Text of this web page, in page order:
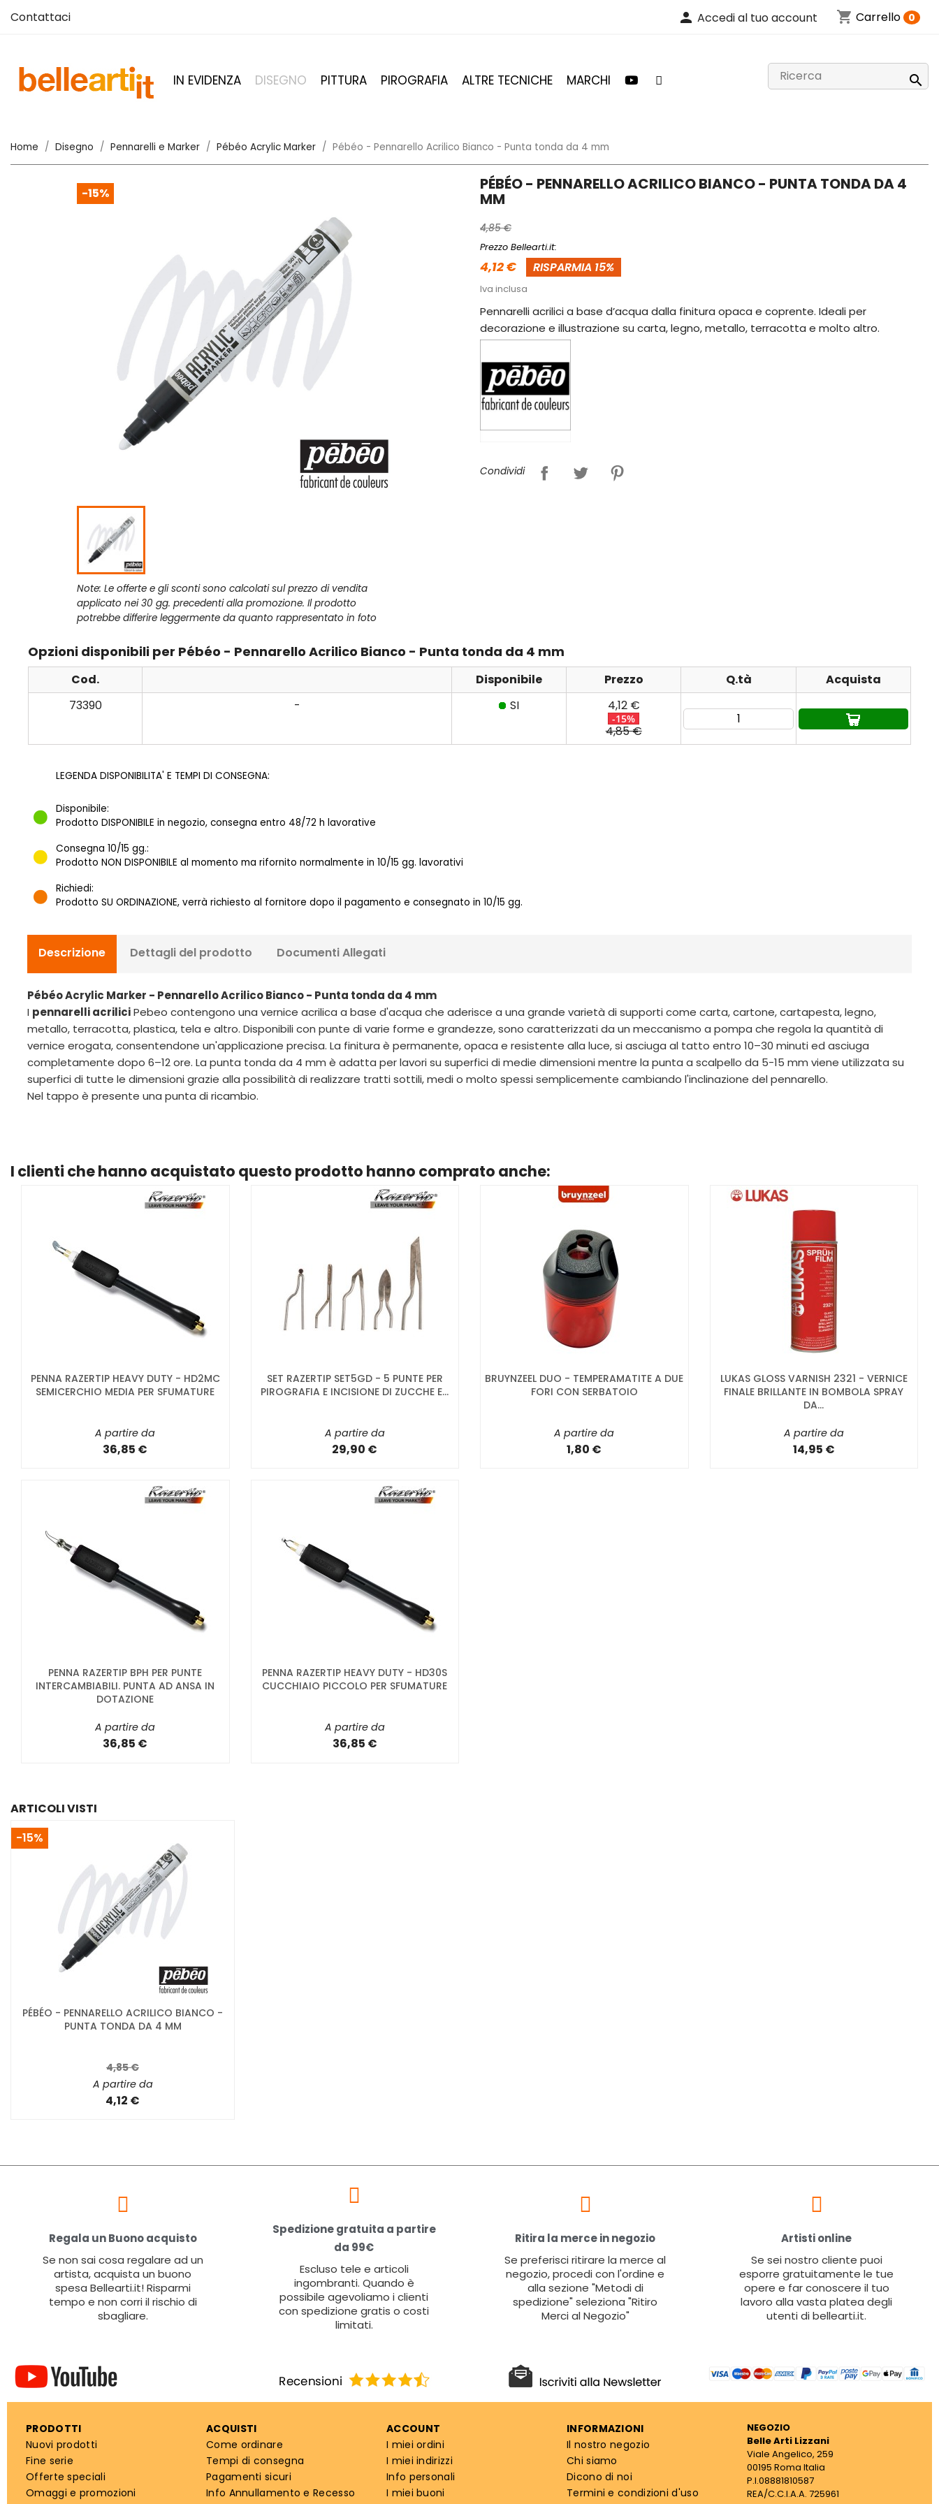
Contattaci person Accedi al tuo account shopping_cart Carrello 0
IN EVIDENZA DISEGNO PITTURA PIROGRAFIA ALTRE TECNICHE MARCHI 
Home Disegno Pennarelli e Marker Pébéo Acrylic Marker Pébéo - Pennarello Acrilico Bianco - Punta tonda da 4 mm
-15%
Note: Le offerte e gli sconti sono calcolati sul prezzo di vendita
applicato nei 30 gg. precedenti alla promozione. Il prodotto
potrebbe differire leggermente da quanto rappresentato in foto
PÉBÉO - PENNARELLO ACRILICO BIANCO - PUNTA TONDA DA 4
MM
4,85 €
Prezzo Bellearti.it:
4,12 € RISPARMIA 15%
Iva inclusa
Pennarelli acrilici a base d’acqua dalla finitura opaca e coprente. Ideali per
decorazione e illustrazione su carta, legno, metallo, terracotta e molto altro.
Condividi
Opzioni disponibili per Pébéo - Pennarello Acrilico Bianco - Punta tonda da 4 mm
Cod. Disponibile Prezzo Q.tà
Acquista
73390
- SI 4,12 €
-15%
4,85 €
LEGENDA DISPONIBILITA' E TEMPI DI CONSEGNA:
Disponibile:
Prodotto DISPONIBILE in negozio, consegna entro 48/72 h lavorative
Consegna 10/15 gg.:
Prodotto NON DISPONIBILE al momento ma rifornito normalmente in 10/15 gg. lavorativi
Richiedi:
Prodotto SU ORDINAZIONE, verrà richiesto al fornitore dopo il pagamento e consegnato in 10/15 gg.
Descrizione Dettagli del prodotto Documenti Allegati
Pébéo Acrylic Marker - Pennarello Acrilico Bianco - Punta tonda da 4 mm
I pennarelli acriliciPebeo contengono una vernice acrilica a base d'acqua che aderisce a una grande varietà di supporti come carta, cartone, cartapesta, legno,
metallo, terracotta, plastica, tela e altro. Disponibili con punte di varie forme e grandezze, sono caratterizzati da un meccanismo a pompa che regola la quantità di
vernice erogata, consentendone un'applicazione precisa. La finitura è permanente, opaca e resistente alla luce, si asciuga al tatto entro 10–30 minuti ed asciuga
completamente dopo 6–12 ore. La punta tonda da 4 mm è adatta per lavori su superfici di medie dimensioni mentre la punta a scalpello da 5-15 mm viene utilizzata su
superfici di tutte le dimensioni grazie alla possibilità di realizzare tratti sottili, medi o molto spessi semplicemente cambiando l'inclinazione del pennarello.
Nel tappo è presente una punta di ricambio.
I clienti che hanno acquistato questo prodotto hanno comprato anche:
PENNA RAZERTIP HEAVY DUTY - HD2MC
SEMICERCHIO MEDIA PER SFUMATURE
A partire da
36,85 €
SET RAZERTIP SET5GD - 5 PUNTE PER
PIROGRAFIA E INCISIONE DI ZUCCHE E...
A partire da
29,90 €
BRUYNZEEL DUO - TEMPERAMATITE A DUE
FORI CON SERBATOIO
A partire da
1,80 €
LUKAS GLOSS VARNISH 2321 - VERNICE
FINALE BRILLANTE IN BOMBOLA SPRAY
DA...
A partire da
14,95 €
PENNA RAZERTIP BPH PER PUNTE
INTERCAMBIABILI. PUNTA AD ANSA IN
DOTAZIONE
A partire da
36,85 €
PENNA RAZERTIP HEAVY DUTY - HD30S
CUCCHIAIO PICCOLO PER SFUMATURE
A partire da
36,85 €
ARTICOLI VISTI
PÉBÉO - PENNARELLO ACRILICO BIANCO -
PUNTA TONDA DA 4 MM
4,85 €
A partire da
4,12 €
-15%
Regala un Buono acquisto
Se non sai cosa regalare ad un
artista, acquista un buono
spesa Bellearti.it! Risparmi
tempo e non corri il rischio di
sbagliare.
Spedizione gratuita a partire
da 99€
Escluso tele e articoli
ingombranti. Quando è
possibile agevoliamo i clienti
con spedizione gratis o costi
limitati.
Ritira la merce in negozio
Se preferisci ritirare la merce al
negozio, procedi con l'ordine e
alla sezione "Metodi di
spedizione" seleziona "Ritiro
Merci al Negozio"
Artisti online
Se sei nostro cliente puoi
esporre gratuitamente le tue
opere e far conoscere il tuo
lavoro alla vasta platea degli
utenti di bellearti.it.
PRODOTTI
Nuovi prodotti
Fine serie
Offerte speciali
Omaggi e promozioni
ACQUISTI
Come ordinare
Tempi di consegna
Pagamenti sicuri
Info Annullamento e Recesso
ACCOUNT
I miei ordini
I miei indirizzi
Info personali
I miei buoni
INFORMAZIONI
Il nostro negozio
Chi siamo
Dicono di noi
Termini e condizioni d'uso
NEGOZIO
Belle Arti Lizzani
Viale Angelico, 259
00195 Roma Italia
P.I.08881810587
REA/C.C.I.A.A. 725961